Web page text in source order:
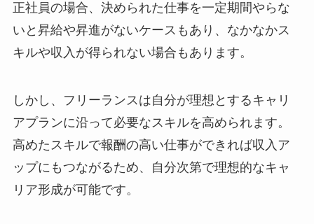
正社員の場合、決められた仕事を一定期間やらな
いと昇給や昇進がないケースもあり、なかなかス
キルや収入が得られない場合もあります。
しかし、フリーランスは自分が理想とするキャリ
アプランに沿って必要なスキルを高められます。
高めたスキルで報酬の高い仕事ができれば収入ア
ップにもつながるため、自分次第で理想的なキャ
リア形成が可能です。